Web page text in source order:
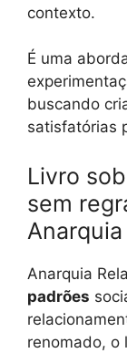
contexto.
É uma
buscando
satisfatórias
Livro
sem
Anarquia
padrões
renomado, o